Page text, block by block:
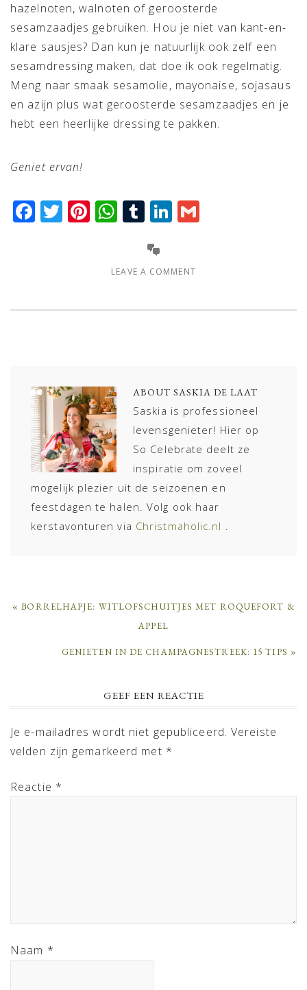
hazelnoten, walnoten of geroosterde
sesamzaadjes gebruiken. Hou je niet van kant-en-
klare sausjes? Dan kun je natuurlijk ook zelf een
sesamdressing maken, dat doe ik ook regelmatig.
Meng naar smaak sesamolie, mayonaise, sojasaus
en azijn plus wat geroosterde sesamzaadjes en je
hebt een heerlijke dressing te pakken.
Geniet ervan!
Facebook
Twitter
Pinterest
WhatsApp
TumblrLinkedIn
LEAVE A COMMENT
ABOUT SASKIA DE LAAT
Saskia is professioneel
levensgenieter! Hier op
So Celebrate deelt ze
inspiratie om zoveel
mogelijk plezier uit de seizoenen en
feestdagen te halen. Volg ook haar
kerstavonturen via Christmaholic.nl .
PREVIOUS
« BORRELHAPJE: WITLOFSCHUITJES MET ROQUEFORT &
APPEL
NEXT
GENIETEN IN DE CHAMPAGNESTREEK: 15 TIPS »
INTERACTIONS
GEEF EEN REACTIE
Je e-mailadres wordt niet gepubliceerd. Vereiste
velden zijn gemarkeerd met *
Reactie *
Naam *